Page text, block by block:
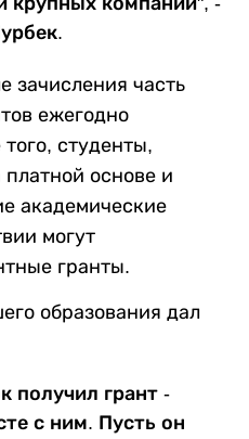
зачисления часть
ежегодно
студенты,
основе и
академические
могут
гранты.
образования дал
получил грант -
с ним. Пусть он